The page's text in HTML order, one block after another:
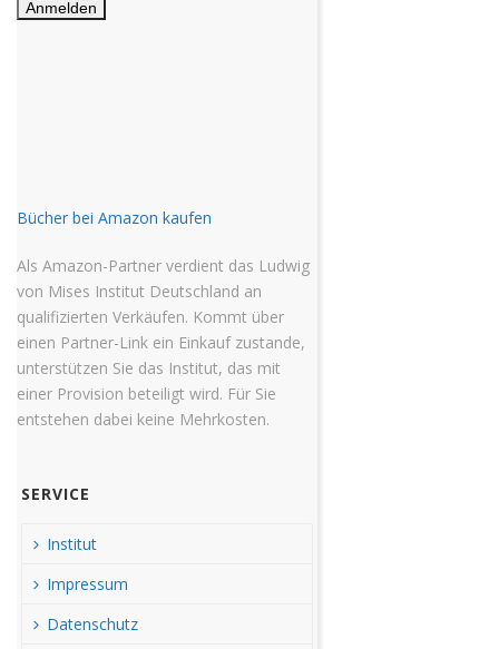
Bücher bei Amazon kaufen
Als Amazon-Partner verdient das Ludwig
von Mises Institut Deutschland an
qualifizierten Verkäufen. Kommt über
einen Partner-Link ein Einkauf zustande,
unterstützen Sie das Institut, das mit
einer Provision beteiligt wird. Für Sie
entstehen dabei keine Mehrkosten.
SERVICE
Institut
Impressum
Datenschutz